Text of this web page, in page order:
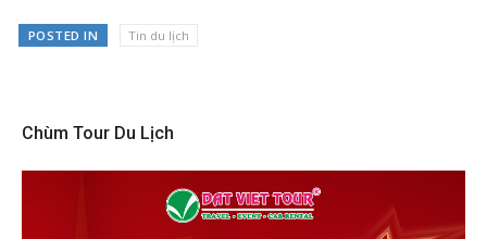
POSTED IN Tin du lịch
Chùm Tour Du Lịch